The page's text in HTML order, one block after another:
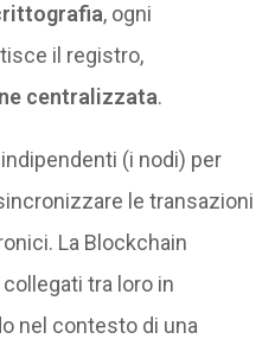
, ogni
il registro,
centralizzata.
(i nodi) per
le transazioni
La Blockchain
tra loro in
nel contesto di una